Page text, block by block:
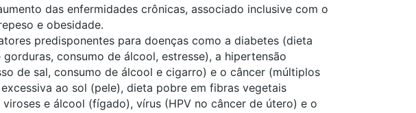
das enfermidades crônicas, associado inclusive com o
e obesidade.
predisponentes para doenças como a diabetes (dieta
consumo de álcool, estresse), a hipertensão
de sal, consumo de álcool e cigarro) e o câncer (múltiplos
ao sol (pele), dieta pobre em fibras vegetais
e álcool (fígado), vírus (HPV no câncer de útero) e o